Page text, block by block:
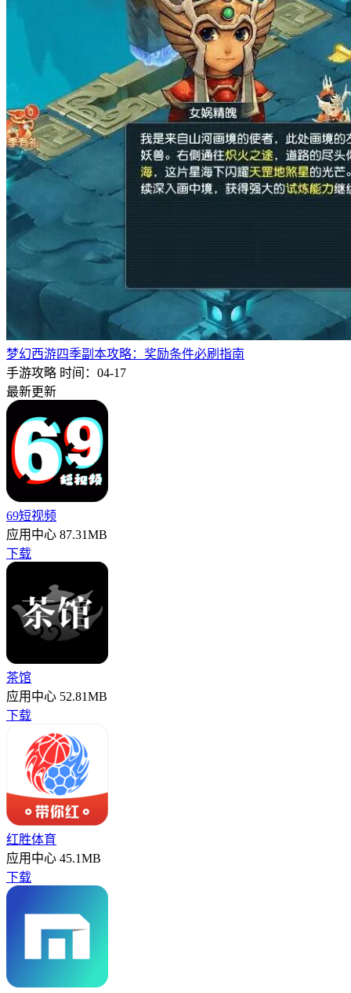
梦幻西游四季副本攻略：奖励条件必刷指南
手游攻略 时间：04-17
最新更新
69短视频
应用中心 87.31MB
下载
茶馆
应用中心 52.81MB
下载
红胜体育
应用中心 45.1MB
下载